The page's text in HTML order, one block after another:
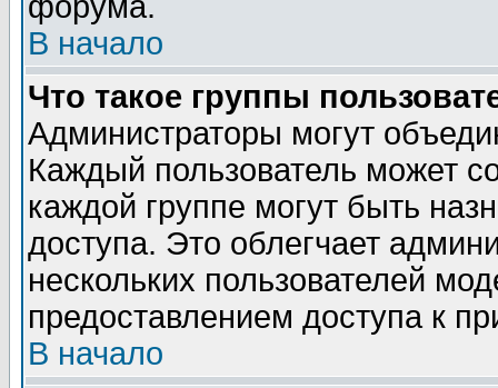
В начало
Что такое группы
Администраторы могут
Каждый пользователь может
каждой группе могут быть
доступа. Это облегчает
нескольких пользователей
предоставлением доступа к
В начало